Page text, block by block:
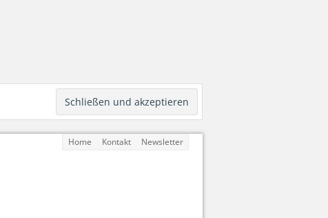
Home Kontakt Newsletter